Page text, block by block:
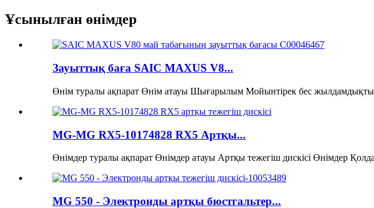
Ұсынылған өнімдер
Зауыттық баға SAIC MAXUS V8...
Өнім туралы ақпарат Өнім атауы Шығарылым Мойынтірек бес жылдамдықты
MG-MG RX5-10174828 RX5 Артқы...
Өнімдер туралы ақпарат Өнімдер атауы Артқы тежегіш дискісі Өнімдер
MG 550 - Электронды артқы бюстгальтер...